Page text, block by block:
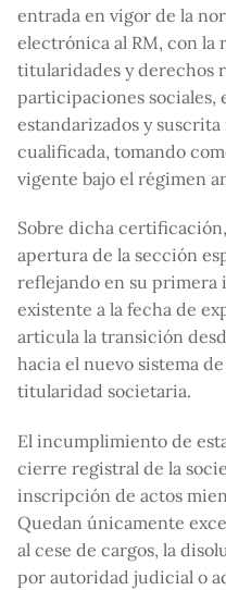
entrada en vigor de la
electrónica al RM, con la
titularidades y derechos
participaciones sociales,
estandarizados y
cualificada, tomando
vigente bajo el régimen
Sobre dicha
apertura de la sección
reflejando en su
existente a la fecha de
articula la transición
hacia el nuevo sistema
titularidad societaria.
El incumplimiento de
cierre registral de la
inscripción de actos
Quedan únicamente
al cese de cargos, la
por autoridad judicial o